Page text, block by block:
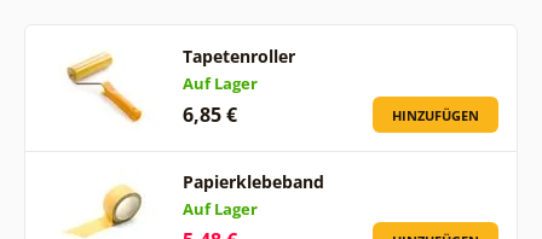
Tapetenroller
Auf Lager
6,85 € HINZUFÜGEN
Papierklebeband
Auf Lager